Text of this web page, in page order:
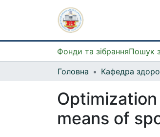
Фонди та зібранняПошук
Головна
means of